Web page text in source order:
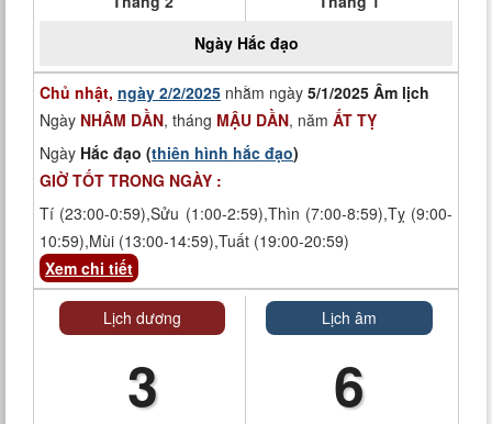
Ngày Hắc đạo
Chủ nhật, ngày 2/2/2025 nhằm ngày 5/1/2025 Âm lịch
Ngày NHÂM DẦN, tháng MẬU DẦN, năm ẤT TỴ
Ngày Hắc đạo (thiên hình hắc đạo)
GIỜ TỐT TRONG NGÀY :
Tí (23:00-0:59),Sửu (1:00-2:59),Thìn (7:00-8:59),Tỵ (9:00-
10:59),Mùi (13:00-14:59),Tuất (19:00-20:59)
Xem chi tiết
Lịch dương
3
Lịch âm
6